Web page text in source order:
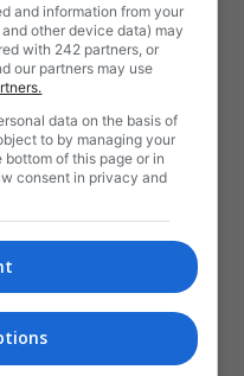
and information from your
other device data) may
with 242 partners, or
our partners may use
data on the basis of
to by managing your
of this page or in
consent in privacy and